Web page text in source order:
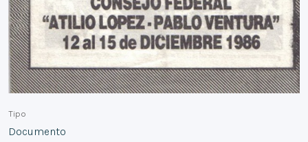
Tipo
Documento